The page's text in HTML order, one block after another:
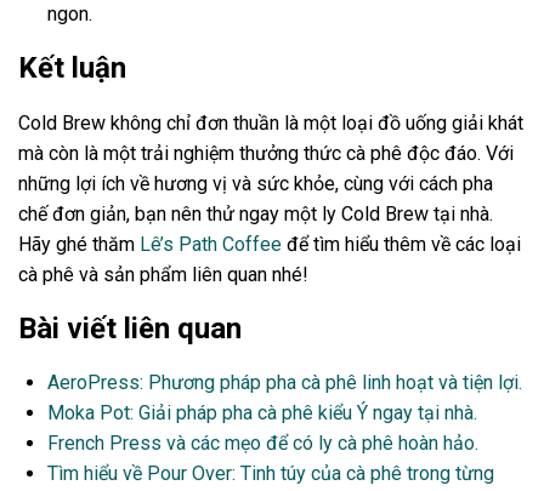
ngon.
Kết luận
Cold Brew không chỉ đơn thuần là một loại đồ uống giải khát
mà còn là một trải nghiệm thưởng thức cà phê độc đáo. Với
những lợi ích về hương vị và sức khỏe, cùng với cách pha
chế đơn giản, bạn nên thử ngay một ly Cold Brew tại nhà.
Hãy ghé thăm Lê’s Path Coffee để tìm hiểu thêm về các loại
cà phê và sản phẩm liên quan nhé!
Bài viết liên quan
AeroPress: Phương pháp pha cà phê linh hoạt và tiện lợi.
Moka Pot: Giải pháp pha cà phê kiểu Ý ngay tại nhà.
French Press và các mẹo để có ly cà phê hoàn hảo.
Tìm hiểu về Pour Over: Tinh túy của cà phê trong từng